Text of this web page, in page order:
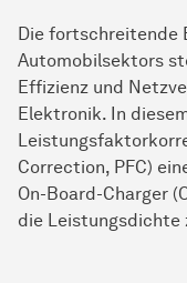
Die fortschreitende
Automobilsektors
Effizienz und
Elektronik. In
Correction, PFC)
On-Board-Charger
die Leistungsdichte